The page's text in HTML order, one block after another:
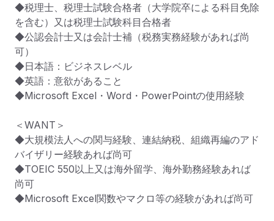
◆税理士、税理士試験合格者（大学院卒による科目免除
を含む）又は税理士試験科目合格者
◆公認会計士又は会計士補（税務実務経験があれば尚
可）
◆日本語：ビジネスレベル
◆英語：意欲があること
◆Microsoft Excel・Word・PowerPointの使用経験
＜WANT＞
◆大規模法人への関与経験、連結納税、組織再編のアド
バイザリー経験あれば尚可
◆TOEIC 550以上又は海外留学、海外勤務経験あれば
尚可
◆Microsoft Excel関数やマクロ等の経験があれば尚可